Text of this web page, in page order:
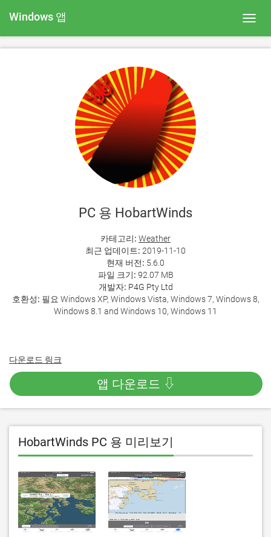
Windows 앱
PC 용 HobartWinds
카테고리: Weather
최근 업데이트: 2019-11-10
현재 버전: 5.6.0
파일 크기: 92.07 MB
개발자: P4G Pty Ltd
호환성: 필요 Windows XP, Windows Vista, Windows 7, Windows 8,
Windows 8.1 and Windows 10, Windows 11
다운로드 링크
앱 다운로드 ⇩
HobartWinds PC 용 미리보기